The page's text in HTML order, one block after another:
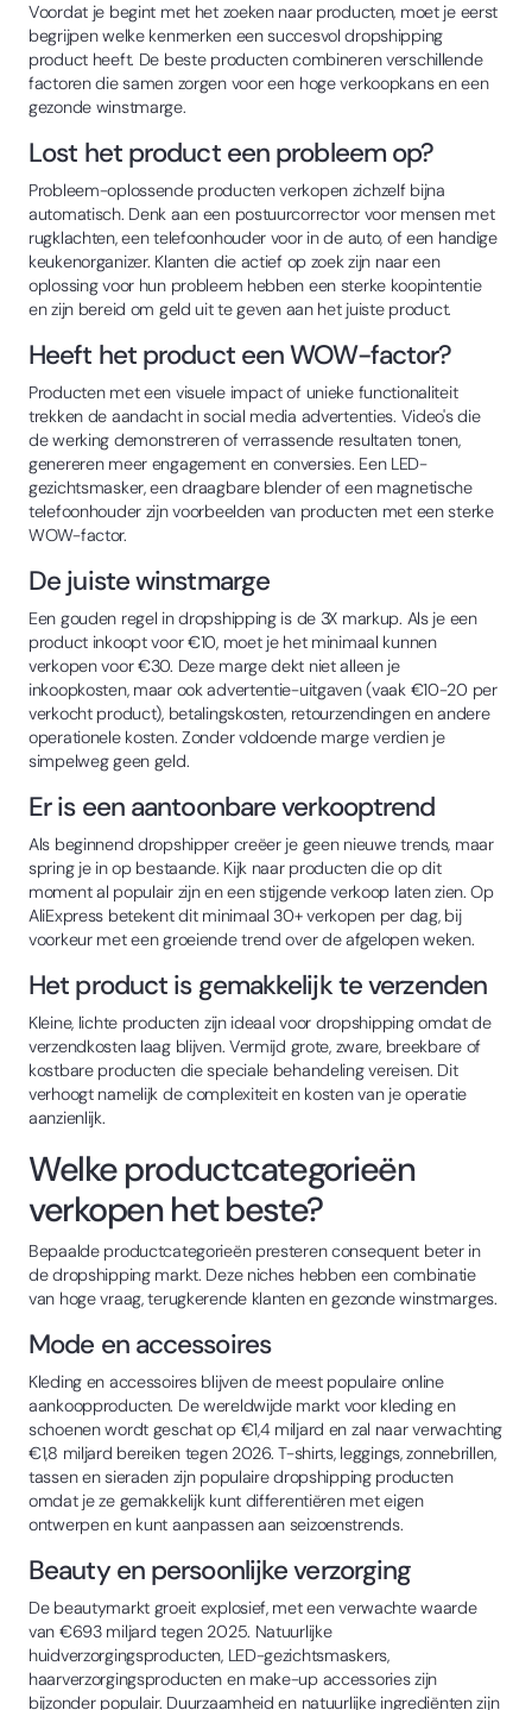
Voordat je begint met het zoeken naar producten, moet je eerst
begrijpen welke kenmerken een succesvol dropshipping
product heeft. De beste producten combineren verschillende
factoren die samen zorgen voor een hoge verkoopkans en een
gezonde winstmarge.
Lost het product een probleem op?
Probleem-oplossende producten verkopen zichzelf bijna
automatisch. Denk aan een postuurcorrector voor mensen met
rugklachten, een telefoonhouder voor in de auto, of een handige
keukenorganizer. Klanten die actief op zoek zijn naar een
oplossing voor hun probleem hebben een sterke koopintentie
en zijn bereid om geld uit te geven aan het juiste product.
Heeft het product een WOW-factor?
Producten met een visuele impact of unieke functionaliteit
trekken de aandacht in social media advertenties. Video's die
de werking demonstreren of verrassende resultaten tonen,
genereren meer engagement en conversies. Een LED-
gezichtsmasker, een draagbare blender of een magnetische
telefoonhouder zijn voorbeelden van producten met een sterke
WOW-factor.
De juiste winstmarge
Een gouden regel in dropshipping is de 3X markup. Als je een
product inkoopt voor €10, moet je het minimaal kunnen
verkopen voor €30. Deze marge dekt niet alleen je
inkoopkosten, maar ook advertentie-uitgaven (vaak €10-20 per
verkocht product), betalingskosten, retourzendingen en andere
operationele kosten. Zonder voldoende marge verdien je
simpelweg geen geld.
Er is een aantoonbare verkooptrend
Als beginnend dropshipper creëer je geen nieuwe trends, maar
spring je in op bestaande. Kijk naar producten die op dit
moment al populair zijn en een stijgende verkoop laten zien. Op
AliExpress betekent dit minimaal 30+ verkopen per dag, bij
voorkeur met een groeiende trend over de afgelopen weken.
Het product is gemakkelijk te verzenden
Kleine, lichte producten zijn ideaal voor dropshipping omdat de
verzendkosten laag blijven. Vermijd grote, zware, breekbare of
kostbare producten die speciale behandeling vereisen. Dit
verhoogt namelijk de complexiteit en kosten van je operatie
aanzienlijk.
Welke productcategorieën
verkopen het beste?
Bepaalde productcategorieën presteren consequent beter in
de dropshipping markt. Deze niches hebben een combinatie
van hoge vraag, terugkerende klanten en gezonde winstmarges.
Mode en accessoires
Kleding en accessoires blijven de meest populaire online
aankoopproducten. De wereldwijde markt voor kleding en
schoenen wordt geschat op €1,4 miljard en zal naar verwachting
€1,8 miljard bereiken tegen 2026. T-shirts, leggings, zonnebrillen,
tassen en sieraden zijn populaire dropshipping producten
omdat je ze gemakkelijk kunt differentiëren met eigen
ontwerpen en kunt aanpassen aan seizoenstrends.
Beauty en persoonlijke verzorging
De beautymarkt groeit explosief, met een verwachte waarde
van €693 miljard tegen 2025. Natuurlijke
huidverzorgingsproducten, LED-gezichtsmaskers,
haarverzorgingsproducten en make-up accessories zijn
bijzonder populair. Duurzaamheid en natuurlijke ingrediënten zijn